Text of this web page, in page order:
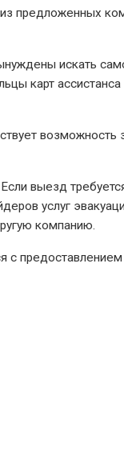
предложенных
искать
карт
возможность
выезд
услуг
компанию.
с